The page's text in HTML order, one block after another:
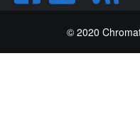
© 2020